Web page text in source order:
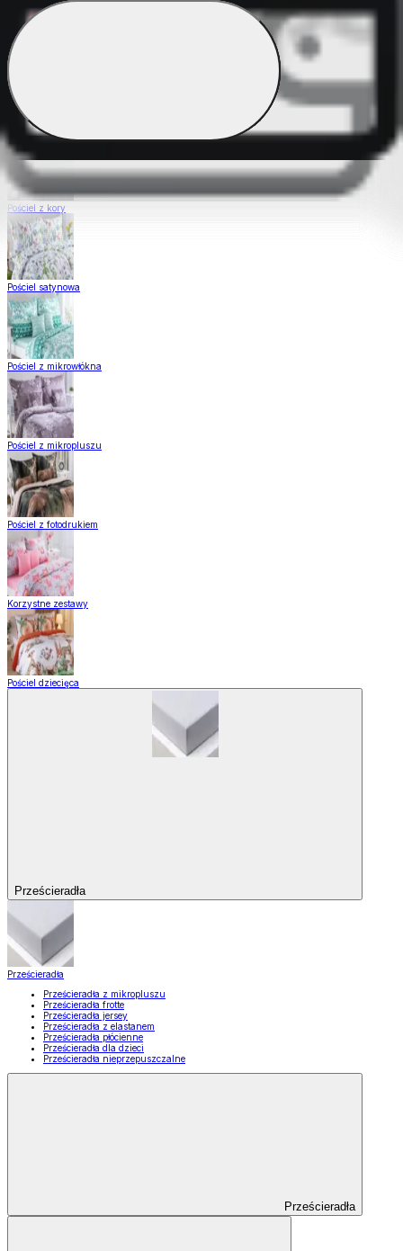
Pościel Dual Feel
Pościel z gładkiej bawełny
Pościel z kory
Pościel satynowa
Pościel z mikrowłókna
Pościel z mikropluszu
Pościel z fotodrukiem
Korzystne zestawy
Pościel dziecięca
Prześcieradła
Prześcieradła
Prześcieradła z mikropluszu
Prześcieradła frotte
Prześcieradła jersey
Prześcieradła z elastanem
Prześcieradła płócienne
Prześcieradła dla dzieci
Prześcieradła nieprzepuszczalne
Prześcieradła